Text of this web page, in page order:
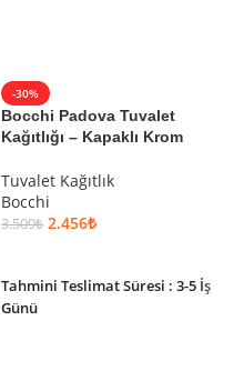
-30%
Bocchi Padova Tuvalet
Kağıtlığı – Kapaklı Krom
Tuvalet Kağıtlık
Bocchi
3.509₺ 2.456₺
Tahmini Teslimat Süresi : 3-5 İş
Günü